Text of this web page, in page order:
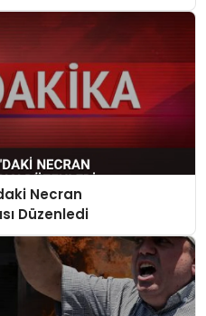
Necran
Düzenledi